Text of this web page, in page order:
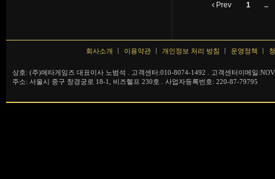
Prev 1 ...
회사소개 이용약관 개인정보 처리 방침 운영정책
상호: (주)메타게임즈 대표이사 노범석 . 고객센터:010-8074-1492 . 고객센터이메일
주소: 서울시 중구 창경궁로 18-1, 비즈헬프 230호 . 사업자등록번호: 220-87-79795